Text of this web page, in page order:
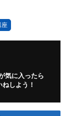
座
気に入ったら
ねしよう！